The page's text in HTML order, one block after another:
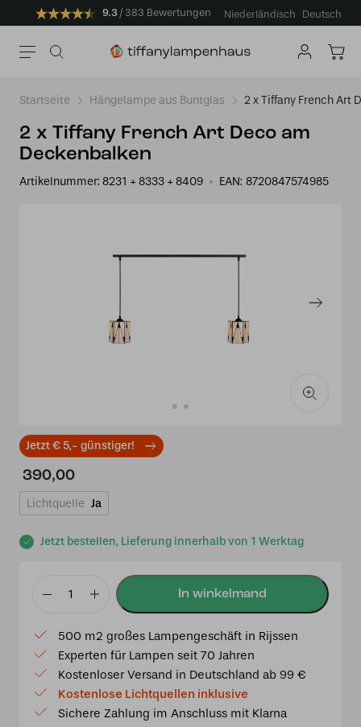
9.3 383 Bewertungen Niederländisch Deutsch
Startseite Hängelampe aus Buntglas 2 x Tiffany French Art
2 x Tiffany French Art Deco am
Deckenbalken
Artikelnummer: 8231 + 8333 + 8409 EAN: 8720847574985
Jetzt € 5,- günstiger!
Jetzt bestellen, Lieferung innerhalb von 1 Werktag
390,00
Lichtquelle Ja
Tiffany
French
Art
Deco
am
500 m2 großes Lampengeschäft in Rijssen
Experten für Lampen seit 70 Jahren
Kostenloser Versand in Deutschland ab 99 €
Kostenlose Lichtquellen inklusive
Sichere Zahlung im Anschluss mit Klarna